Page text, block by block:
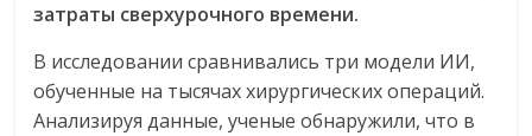
затраты сверхурочного времени.
В исследовании сравнивались три модели ИИ,
обученные на тысячах хирургических операций.
Анализируя данные, ученые обнаружили, что в